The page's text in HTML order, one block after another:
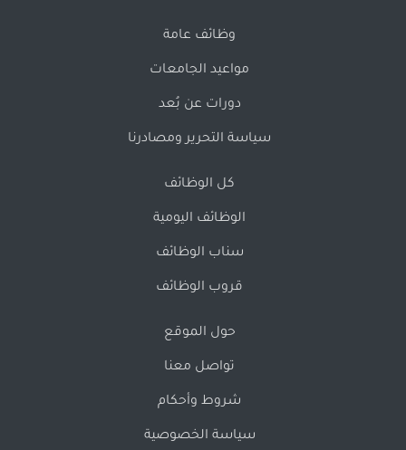
وظائف عامة
مواعيد الجامعات
دورات عن بُعد
سياسة التحرير ومصادرنا
كل الوظائف
الوظائف اليومية
سناب الوظائف
قروب الوظائف
حول الموقع
تواصل معنا
شروط وأحكام
سياسة الخصوصية